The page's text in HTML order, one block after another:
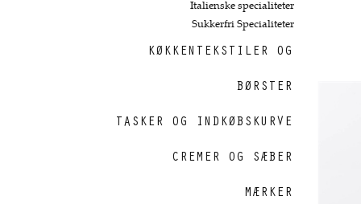
Italienske specialiteter
Sukkerfri Specialiteter
KØKKENTEKSTILER OG
BØRSTER
TASKER OG INDKØBSKURVE
CREMER OG SÆBER
MÆRKER